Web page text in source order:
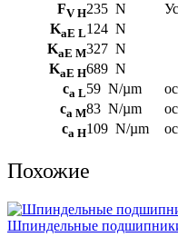
FV H235 N
KaE L124 N
KaE M327 N
KaE H689 N
ca L59 N/µm
ca M83 N/µm
ca H109 N/µm
Похожие
Шпиндельные